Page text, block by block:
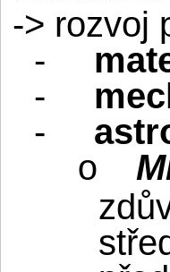
-> rozvoj
-
-
-
o